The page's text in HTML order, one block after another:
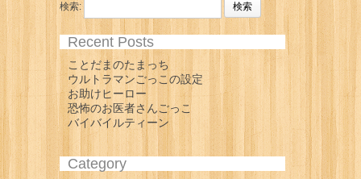
検索:
Recent Posts
ことだまのたまっち
ウルトラマンごっこの設定
お助けヒーロー
恐怖のお医者さんごっこ
バイバイルティーン
Category